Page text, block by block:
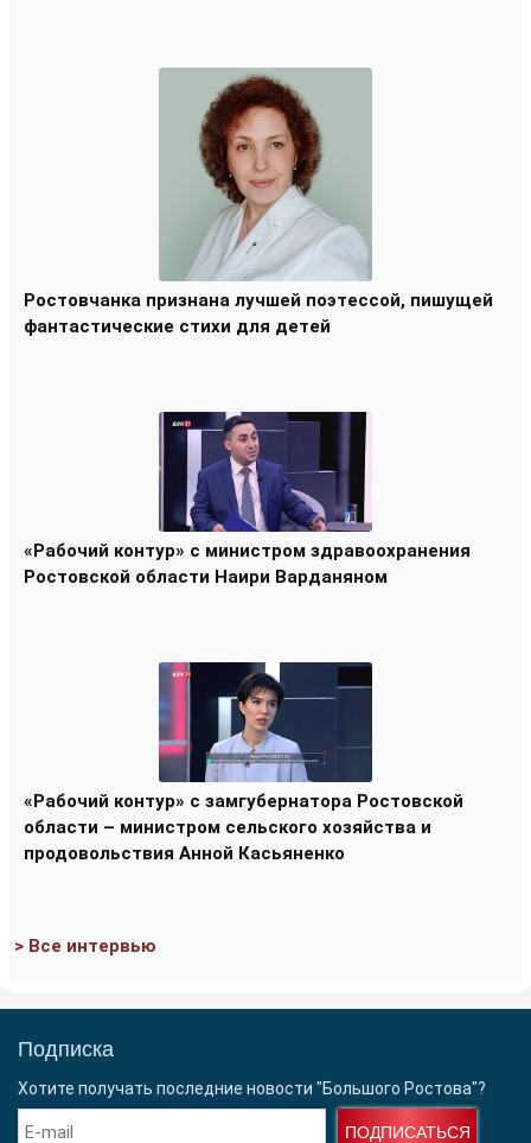
Ростовчанка признана лучшей поэтессой, пишущей
фантастические стихи для детей
«Рабочий контур» с министром здравоохранения
Ростовской области Наири Варданяном
«Рабочий контур» с замгубернатора Ростовской
области – министром сельского хозяйства и
продовольствия Анной Касьяненко
> Все интервью
Подписка
Хотите получать последние новости "Большого Ростова"?
ПОДПИСАТЬСЯ